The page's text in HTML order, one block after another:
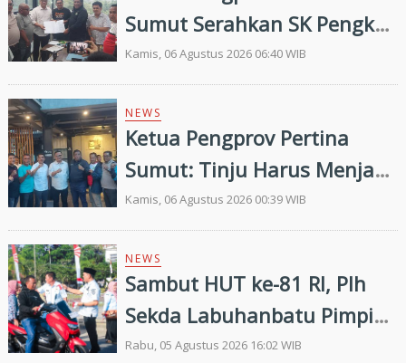
Sumut Serahkan SK Pengkab
Pertina Madina Periode
2026–2030
Kamis, 06 Agustus 2026 06:40 WIB
NEWS
Ketua Pengprov Pertina
Sumut: Tinju Harus Menjadi
Jalan Membangun Masa
Depan Generasi Muda
Kamis, 06 Agustus 2026 00:39 WIB
NEWS
Sambut HUT ke-81 RI, Plh
Sekda Labuhanbatu Pimpin
Pembagian 300 Bendera
Rabu, 05 Agustus 2026 16:02 WIB